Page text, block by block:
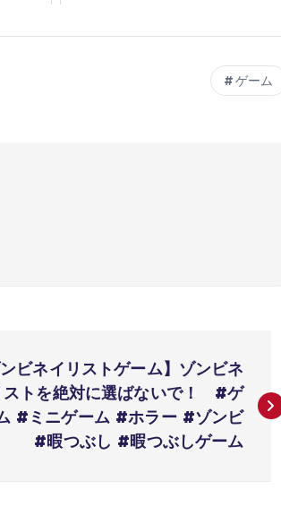
ゲーム
ンビネイリストゲーム】ゾンビネ
ストを絶対に選ばないで！ #ゲ
#ミニゲーム #ホラー #ゾンビ
#暇つぶし #暇つぶしゲーム